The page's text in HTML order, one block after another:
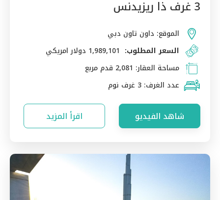
3 غرف ذا ريزيدنس
الموقع: داون تاون دبي
السعر المطلوب: 1,989,101 دولار امريكي
مساحة العقار: 2,081 قدم مربع
عدد الغرف: 3 غرف نوم
شاهد الفيديو اقرأ المزيد